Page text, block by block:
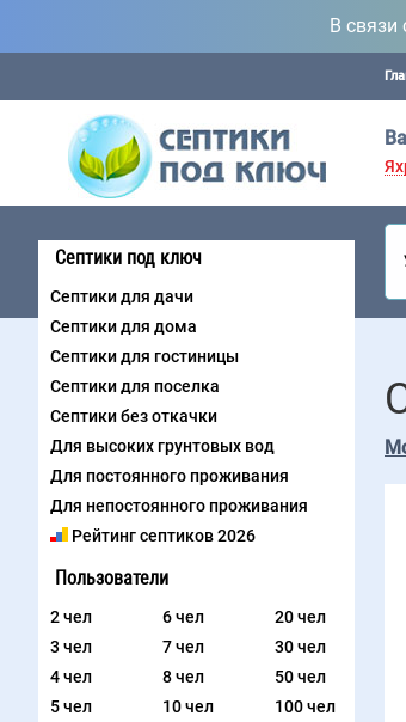
В связи
Септики под ключ
Септики для дачи
Септики для дома
Септики для гостиницы
Септики для поселка
Септики без откачки
Для высоких грунтовых вод
Для постоянного проживания
Для непостоянного проживания
Рейтинг септиков 2026
Пользователи
2 чел
3 чел
4 чел
5 чел
6 чел
7 чел
8 чел
10 чел
20 чел
30 чел
50 чел
100 чел